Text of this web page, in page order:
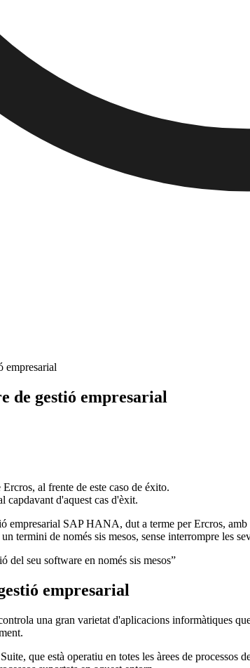
empresarial
de gestió empresarial
capdavant d'aquest cas d'èxit.
empresarial SAP HANA, dut a terme per Ercros,
termini de només sis mesos, sense interrompre les
del seu software en només sis mesos”
empresarial
una gran varietat d'aplicacions informàtiques
que està operatiu en totes les àrees de